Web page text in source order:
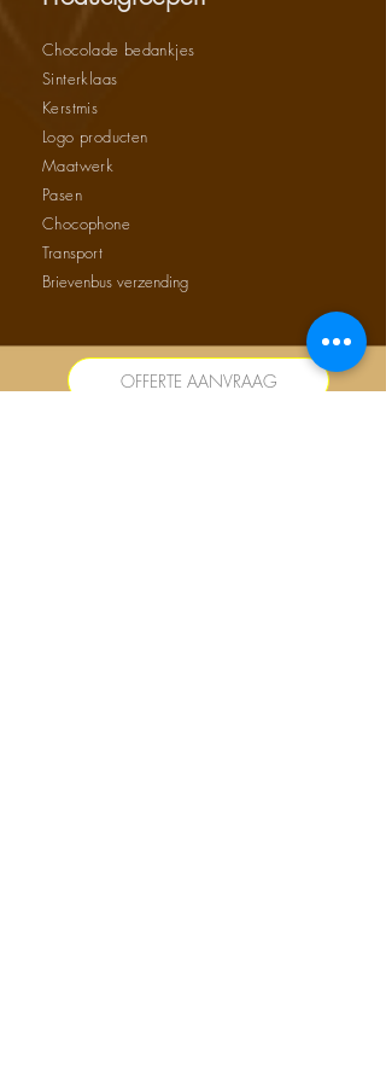
Chocolade bedankjes
Sinterklaas
Kerstmis
Logo producten
Maatwerk
Pasen
Chocophone
Transport
Brievenbus verzending
OFFERTE AANVRAAG